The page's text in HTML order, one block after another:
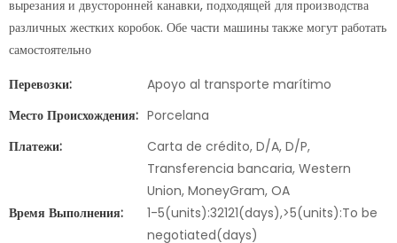
вырезания и двусторонней канавки, подходящей для производства
различных жестких коробок. Обе части машины также могут работать
самостоятельно
Перевозки:
Apoyo al transporte marítimo
Место Происхождения: Porcelana
Платежи:
Carta de crédito, D/A, D/P,
Transferencia bancaria, Western
Union, MoneyGram, OA
Время Выполнения:
1-5(units):32121(days),>5(units):To be
negotiated(days)